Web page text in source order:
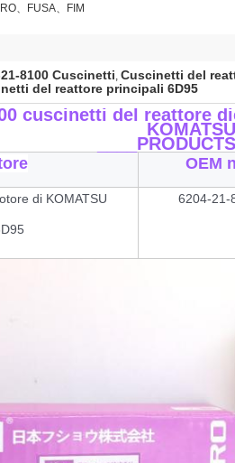
、FUSA、FIM
8100 Cuscinetti, Cuscinetti del
del reattore principali 6D95
cuscinetti del reattore
____PRODUCTS
OEM
di KOMATSU 6204-21-